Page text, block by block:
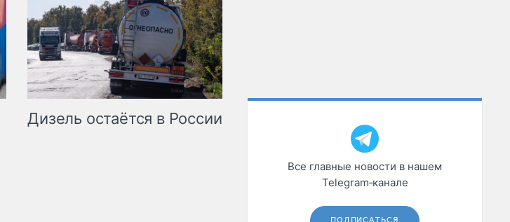
Дизель остаётся в России
Все главные новости в нашем
Telegram‑канале